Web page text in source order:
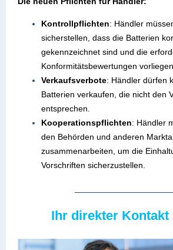
Kontrollpflichten: Händler
sicherstellen, dass die Batterien
gekennzeichnet sind und die
Konformitätsbewertungen vorliegen.
Verkaufsverbote: Händler dürfen
Batterien verkaufen, die nicht den
entsprechen.
Kooperationspflichten: Händler
den Behörden und anderen
zusammenarbeiten, um die
Vorschriften sicherzustellen.
Ihr direkter Kontakt